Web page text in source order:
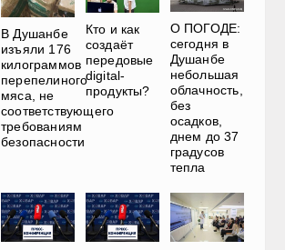
В Душанбе
изъяли 176
килограммов
перепелиного
мяса, не
соответствующего
требованиям
безопасности
Кто и как
создаёт
передовые
digital-
продукты?
О ПОГОДЕ:
сегодня в
Душанбе
небольшая
облачность,
без
осадков,
днем до 37
градусов
тепла